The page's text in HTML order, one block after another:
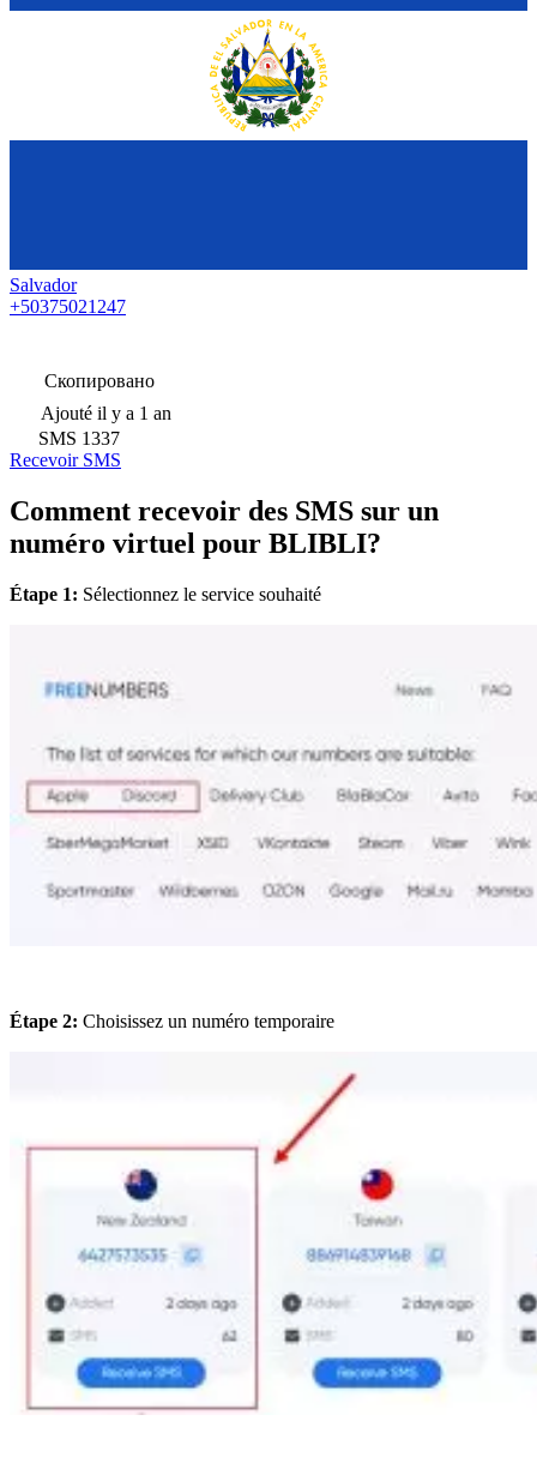
Salvador
+50375021247
Скопировано
Ajouté il y a 1 an
SMS 1337
Recevoir SMS
Comment recevoir des SMS sur un
numéro virtuel pour BLIBLI?
Étape 1: Sélectionnez le service souhaité
Étape 2: Choisissez un numéro temporaire